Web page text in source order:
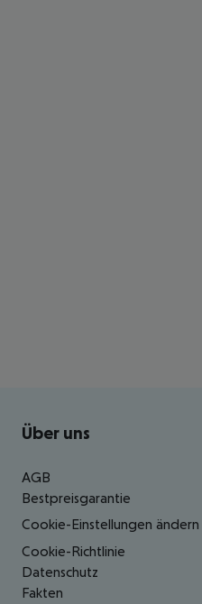
Footer navigation
Über uns
AGB
Bestpreisgarantie
Cookie-Einstellungen ändern
Cookie-Richtlinie
Datenschutz
Fakten